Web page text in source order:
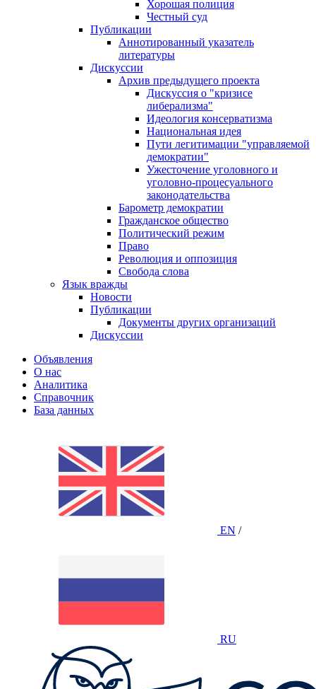
Хорошая полиция
Честный суд
Публикации
Аннотированный указатель
литературы
Дискуссии
Архив предыдущего проекта
Дискуссия о "кризисе
либерализма"
Идеология консерватизма
Национальная идея
Пути легитимации "управляемой
демократии"
Ужесточение уголовного и
уголовно-процесуального
законодательства
Барометр демократии
Гражданское общество
Политический режим
Право
Революция и оппозиция
Свобода слова
Язык вражды
Новости
Публикации
Документы других организаций
Дискуссии
Объявления
О нас
Аналитика
Справочник
База данных
EN /
RU